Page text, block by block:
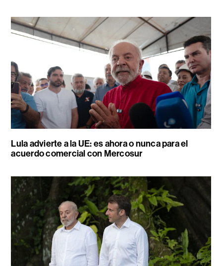
Lula advierte a la UE: es ahora o nunca para el
acuerdo comercial con Mercosur